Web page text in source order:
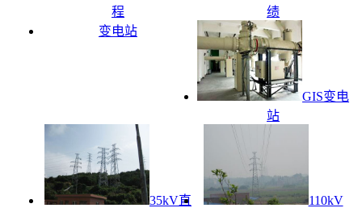
程
绩
变电站
GIS变电
站
35kV直
110kV